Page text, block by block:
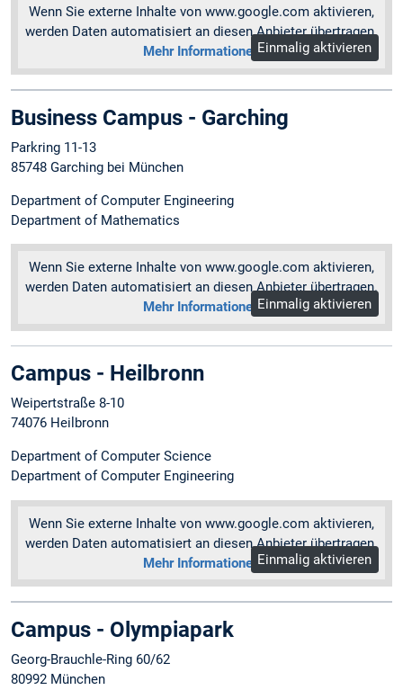
Wenn Sie externe Inhalte von www.google.com aktivieren,
werden Daten automatisiert an diesen Anbieter übertragen.
Mehr InformationenEinmalig aktivieren
Business Campus - Garching
Parkring 11-13
85748 Garching bei München
Department of Computer Engineering
Department of Mathematics
Wenn Sie externe Inhalte von www.google.com aktivieren,
werden Daten automatisiert an diesen Anbieter übertragen.
Mehr InformationenEinmalig aktivieren
Campus - Heilbronn
Weipertstraße 8-10
74076 Heilbronn
Department of Computer Science
Department of Computer Engineering
Wenn Sie externe Inhalte von www.google.com aktivieren,
werden Daten automatisiert an diesen Anbieter übertragen.
Mehr InformationenEinmalig aktivieren
Campus - Olympiapark
Georg-Brauchle-Ring 60/62
80992 München